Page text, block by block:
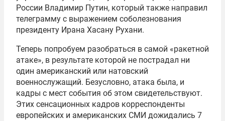
России Владимир Путин, который также направил
телеграмму с выражением соболезнования
президенту Ирана Хасану Рухани.
Теперь попробуем разобраться в самой «ракетной
атаке», в результате которой не пострадал ни
один американский или натовский
военнослужащий. Безусловно, атака была, и
кадры с мест события об этом свидетельствуют.
Этих сенсационных кадров корреспонденты
европейских и американских СМИ дожидались 7